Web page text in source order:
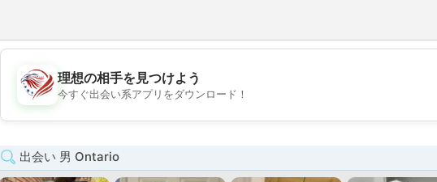
💖
💕
理想の相手を見つけよう
今すぐ出会い系アプリをダウンロード！
出会い 男 Ontario